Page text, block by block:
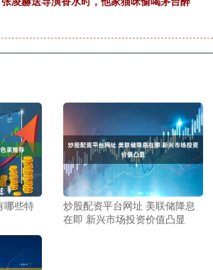
哪些特
炒股配资平台网址 美联储降息
在即 新兴市场投资价值凸显